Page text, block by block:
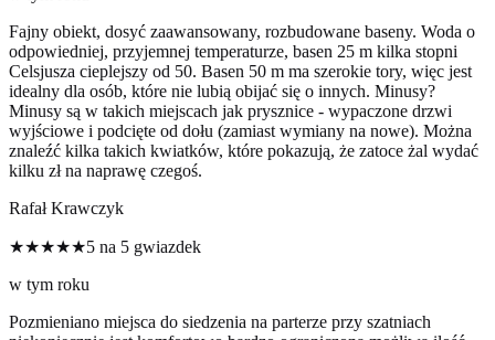
Fajny obiekt, dosyć zaawansowany, rozbudowane baseny. Woda o
odpowiedniej, przyjemnej temperaturze, basen 25 m kilka stopni
Celsjusza cieplejszy od 50. Basen 50 m ma szerokie tory, więc jest
idealny dla osób, które nie lubią obijać się o innych. Minusy?
Minusy są w takich miejscach jak prysznice - wypaczone drzwi
wyjściowe i podcięte od dołu (zamiast wymiany na nowe). Można
znaleźć kilka takich kwiatków, które pokazują, że zatoce żal wydać
kilku zł na naprawę czegoś.
Rafał Krawczyk
★★★★★5 na 5 gwiazdek
w tym roku
Pozmieniano miejsca do siedzenia na parterze przy szatniach